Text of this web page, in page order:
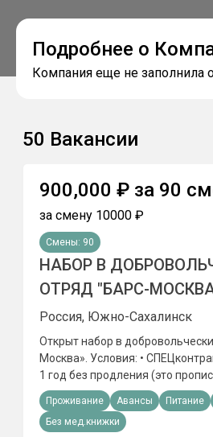
Подробнее о
Компания еще не заполнила
50 Вакансии
НАБОР В
ОТРЯД "БАРС-
Россия, Южно-Сахалинск
Открыт набор в
Москва». Условия: •
1 год без продления (это
документах). • Служба
Московской области или
(регион выбирается заранее и
Проживание Авансы Питание
Без мед.книжки
900,000 ₽ за 90
за смену 10000 ₽
Смены: 90